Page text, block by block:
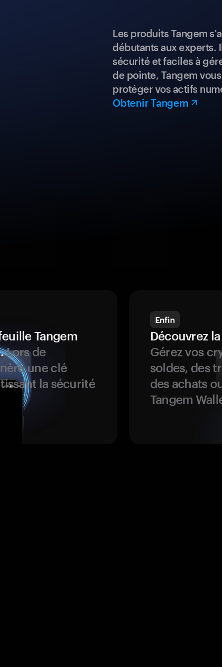
Les produits Tangem
débutants aux experts.
sécurité et faciles à
de pointe, Tangem
protéger vos actifs
Obtenir Tangem
Tangem
Lors de
une clé
la sécurité
Enfin
Découvrez
Gérez vos
soldes, des
des achats
Tangem